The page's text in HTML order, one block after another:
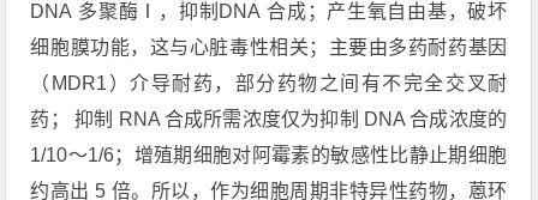
DNA 多聚酶Ⅰ，抑制DNA 合成；产生氧自由基，破坏
细胞膜功能，这与心脏毒性相关；主要由多药耐药基因
（MDR1）介导耐药，部分药物之间有不完全交叉耐
药； 抑制 RNA 合成所需浓度仅为抑制 DNA 合成浓度的
1/10～1/6；增殖期细胞对阿霉素的敏感性比静止期细胞
约高出 5 倍。所以，作为细胞周期非特异性药物，蒽环